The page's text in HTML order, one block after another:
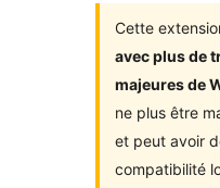
Cette
avec plus de
majeures de
ne plus être
et peut avoir
compatibilité